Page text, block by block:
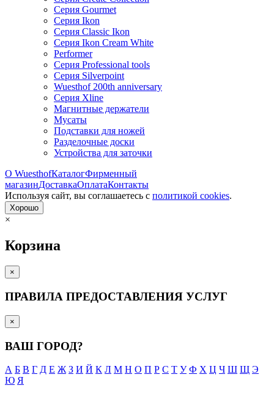
Серия Gourmet
Серия Ikon
Серия Classic Ikon
Серия Ikon Cream White
Performer
Серия Professional tools
Серия Silverpoint
Wuesthof 200th anniversary
Серия Xline
Магнитные держатели
Мусаты
Подставки для ножей
Разделочные доски
Устройства для заточки
О WuesthofКаталогФирменный
магазинДоставкаОплатаКонтакты
Используя сайт, вы согла­шаетесь с политикой cookies.
Хорошо
×
Корзина
×
ПРАВИЛА ПРЕДОСТАВЛЕНИЯ УСЛУГ
×
ВАШ ГОРОД?
А Б В Г Д Е Ж З И Й К Л М Н О П Р С Т У Ф Х Ц Ч Ш Щ Э
Ю Я